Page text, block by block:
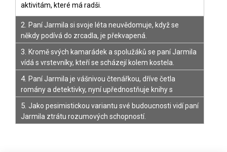
aktivitám, které má radši.
2. Paní Jarmila si svoje léta neuvědomuje, když se
někdy podívá do zrcadla, je překvapená.
3. Kromě svých kamarádek a spolužáků se paní Jarmila
vídá s vrstevníky, kteří se scházejí kolem kostela.
4. Paní Jarmila je vášnivou čtenářkou, dříve četla
romány a detektivky, nyní upřednostňuje knihy s
5. Jako pesimistickou variantu své budoucnosti vidí paní
Jarmila ztrátu rozumových schopností.